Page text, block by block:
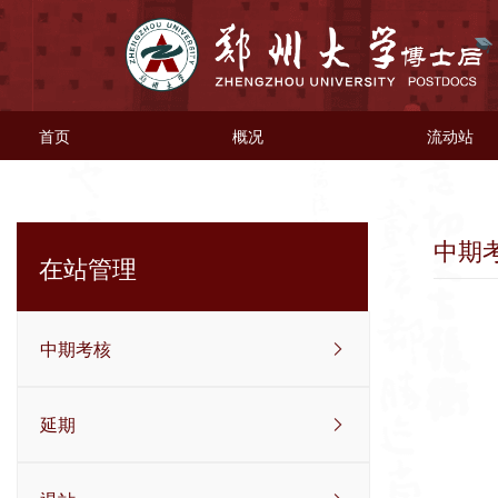
首页 概况 流动站
在站管理
中期考核
延期
中期